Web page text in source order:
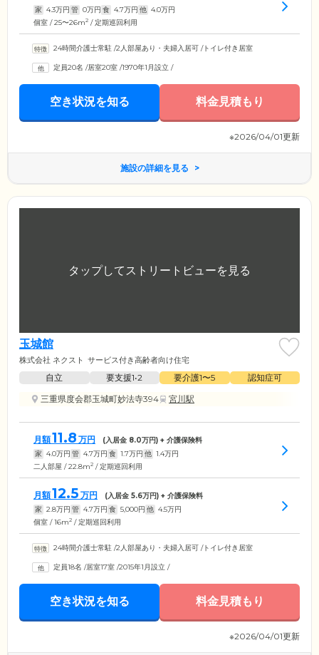
家 4.3万円 管 0万円 食 4.7万円 他 4.0万円
個室 / 25〜26m2 / 定期巡回利用
24時間介護士常駐 /2人部屋あり・夫婦入居可 /トイレ付き居室
定員20名 /居室20室 /1970年1月設立 /
空き状況を知る 料金見積もり
※2026/04/01更新
施設の詳細を見る
玉城館
株式会社 ネクスト サービス付き高齢者向け住宅
自立 要支援1•2 要介護1〜5
認知症可
三重県度会郡玉城町妙法寺394
宮川駅
月額11.8 万円 (入居金 8.0万円) + 介護保険料
家 4.0万円 管 4.7万円 食 1.7万円 他 1.4万円
二人部屋 / 22.8m2 / 定期巡回利用
月額12.5 万円 (入居金 5.6万円) + 介護保険料
家 2.8万円 管 4.7万円 食 5,000円 他 4.5万円
個室 / 16m2 / 定期巡回利用
24時間介護士常駐 /2人部屋あり・夫婦入居可 /トイレ付き居室
定員18名 /居室17室 /2015年1月設立 /
空き状況を知る 料金見積もり
※2026/04/01更新